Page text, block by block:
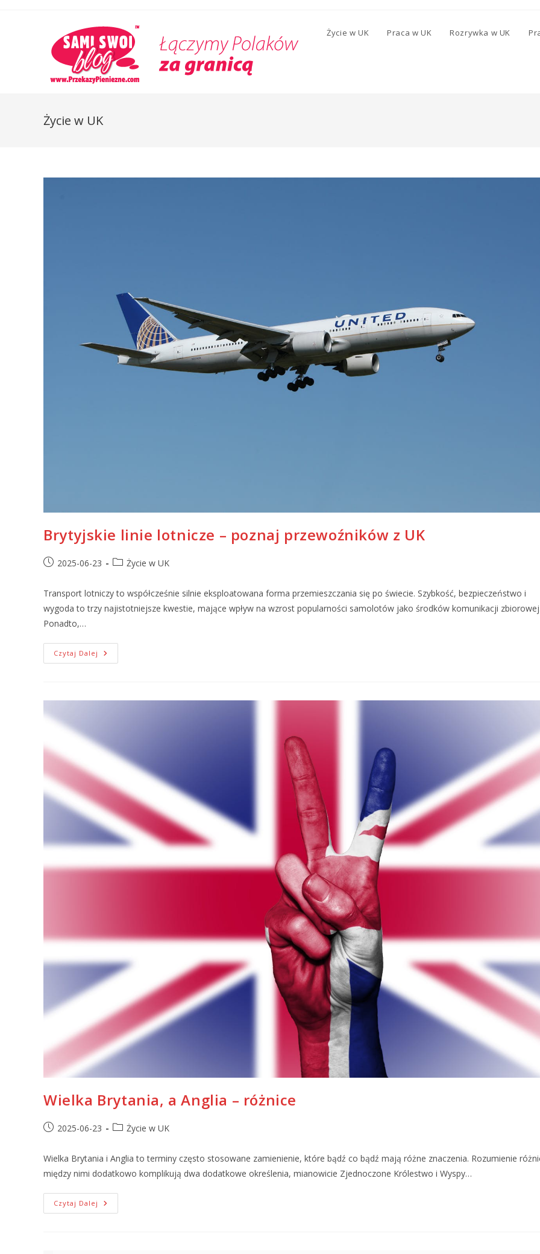
Życie w UK Praca w UK Rozrywka w UK
Życie w UK
Brytyjskie linie lotnicze – poznaj przewoźników z UK
2025-06-23 Życie w UK
Transport lotniczy to współcześnie silnie eksploatowana forma przemieszczania się po świecie. Szybkość, bezpieczeństwo i
wygoda to trzy najistotniejsze kwestie, mające wpływ na wzrost popularności samolotów jako środków komunikacji
Ponadto,…
Czytaj Dalej
Wielka Brytania, a Anglia – różnice
2025-06-23 Życie w UK
Wielka Brytania i Anglia to terminy często stosowane zamienienie, które bądź co bądź mają różne znaczenia. Rozumienie
między nimi dodatkowo komplikują dwa dodatkowe określenia, mianowicie Zjednoczone Królestwo i Wyspy…
Czytaj Dalej